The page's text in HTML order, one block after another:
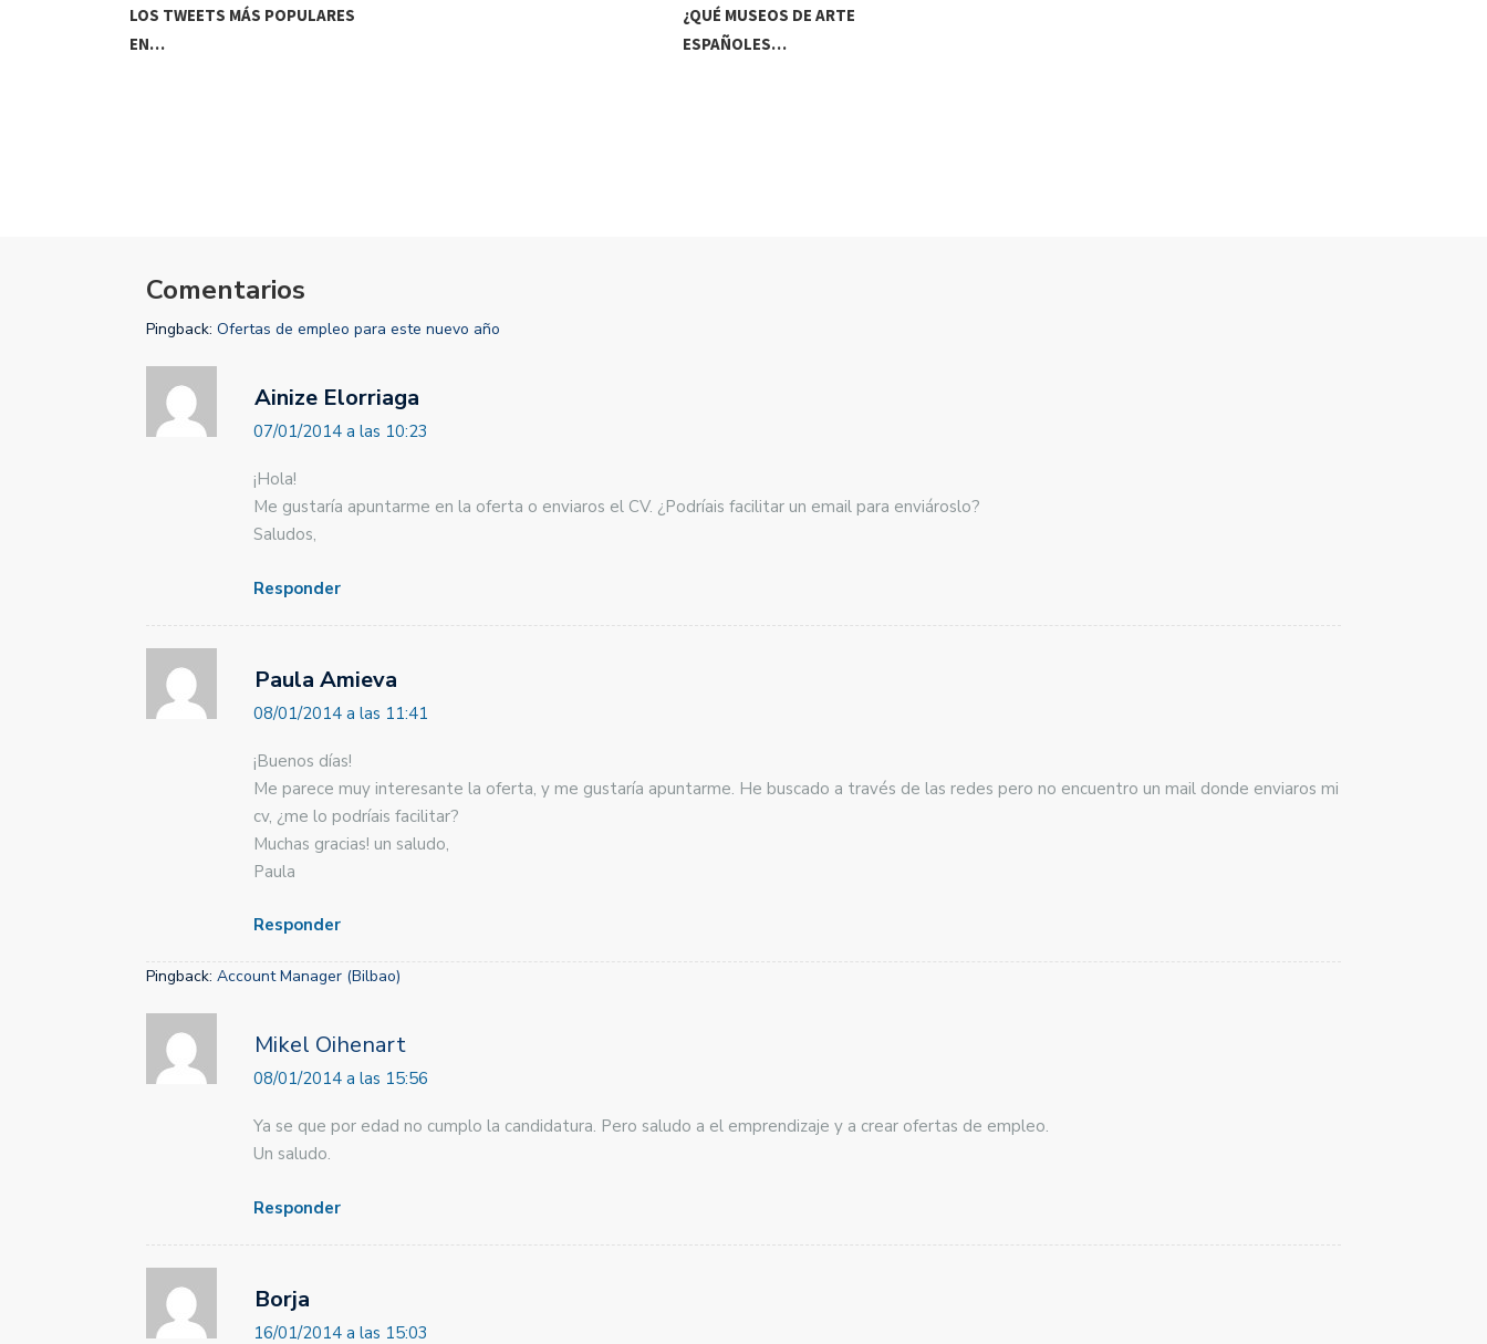
LOS TWEETS MÁS POPULARES
EN…
¿QUÉ MUSEOS DE ARTE
ESPAÑOLES…
Comentarios
Pingback: Ofertas de empleo para este nuevo año
Ainize Elorriaga
07/01/2014 a las 10:23
¡Hola!
Me gustaría apuntarme en la oferta o enviaros el CV. ¿Podríais facilitar un email para enviároslo?
Saludos,
Responder
Paula Amieva
08/01/2014 a las 11:41
¡Buenos días!
Me parece muy interesante la oferta, y me gustaría apuntarme. He buscado a través de las redes pero no encuentro un mail donde enviaros mi
cv, ¿me lo podríais facilitar?
Muchas gracias! un saludo,
Paula
Responder
Pingback: Account Manager (Bilbao)
Mikel Oihenart
08/01/2014 a las 15:56
Ya se que por edad no cumplo la candidatura. Pero saludo a el emprendizaje y a crear ofertas de empleo.
Un saludo.
Responder
Borja
16/01/2014 a las 15:03